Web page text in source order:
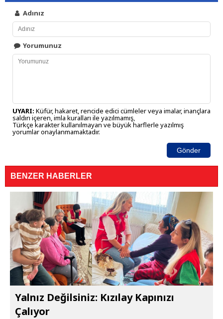
Adınız
Yorumunuz
UYARI: Küfür, hakaret, rencide edici cümleler veya imalar, inançlara
saldırı içeren, imla kuralları ile yazılmamış,
Türkçe karakter kullanılmayan ve büyük harflerle yazılmış
yorumlar onaylanmamaktadır.
Gönder
BENZER HABERLER
Yalnız Değilsiniz: Kızılay Kapınızı
Çalıyor